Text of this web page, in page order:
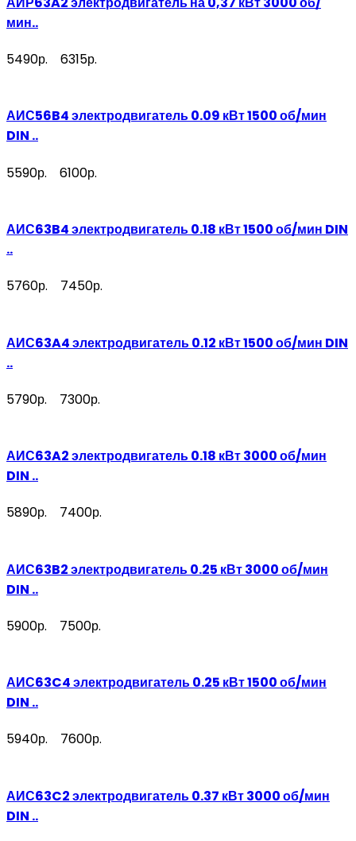
мин..
5490р. 6315р.
АИС56B4 электродвигатель 0.09 кВт 1500 об/мин
DIN ..
5590р. 6100р.
АИС63B4 электродвигатель 0.18 кВт 1500 об/мин DIN
..
5760р. 7450р.
АИС63A4 электродвигатель 0.12 кВт 1500 об/мин DIN
..
5790р. 7300р.
АИС63A2 электродвигатель 0.18 кВт 3000 об/мин
DIN ..
5890р. 7400р.
АИС63B2 электродвигатель 0.25 кВт 3000 об/мин
DIN ..
5900р. 7500р.
АИС63C4 электродвигатель 0.25 кВт 1500 об/мин
DIN ..
5940р. 7600р.
АИС63C2 электродвигатель 0.37 кВт 3000 об/мин
DIN ..